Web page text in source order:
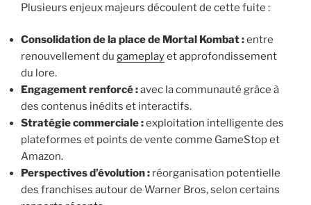
Plusieurs enjeux majeurs découlent de cette fuite :
Consolidation de la place de Mortal Kombat :entre
renouvellement du gameplayet approfondissement
du lore.
Engagement renforcé :avec la communauté grâce à
des contenus inédits et interactifs.
Stratégie commerciale :exploitation intelligente des
plateformes et points de vente comme GameStop et
Amazon.
Perspectives d’évolution : réorganisation potentielle
des franchises autour de Warner Bros, selon certains